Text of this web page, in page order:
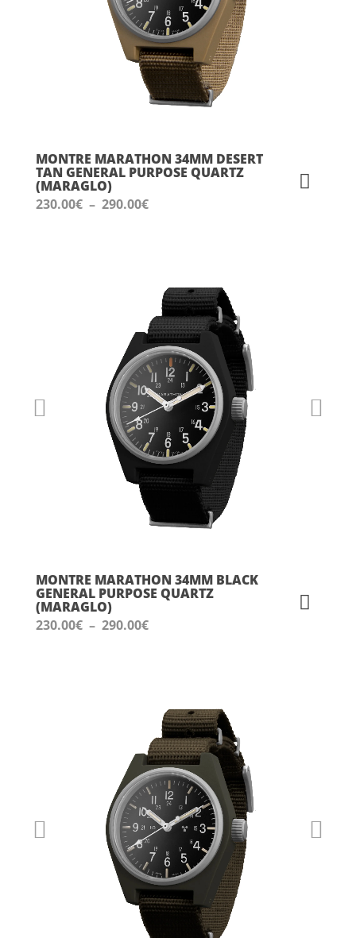
MONTRE MARATHON 34MM DESERT
TAN GENERAL PURPOSE QUARTZ
(MARAGLO)
230.00€ – 290.00€Plage
MONTRE MARATHON 34MM BLACK
GENERAL PURPOSE QUARTZ
(MARAGLO)
230.00€ – 290.00€Plage